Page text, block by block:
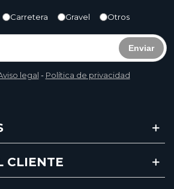
Carretera Gravel Otros
Enviar
legal - Política de privacidad
CLIENTE